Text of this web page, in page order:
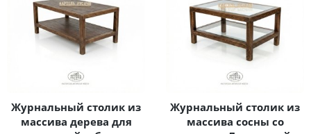
Журнальный столик из
массива дерева для
Журнальный столик из
массива сосны со